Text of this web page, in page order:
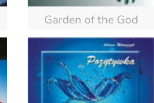
Garden of the God